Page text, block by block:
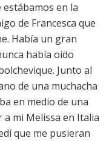
estábamos en la
de Francesca que
Había un gran
había oído
Junto al
de una muchacha
en medio de una
mi Melissa en Italia
que me pusieran